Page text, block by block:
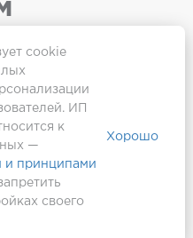
cookie
ИП
к
—
и принципами
своего
Хорошо